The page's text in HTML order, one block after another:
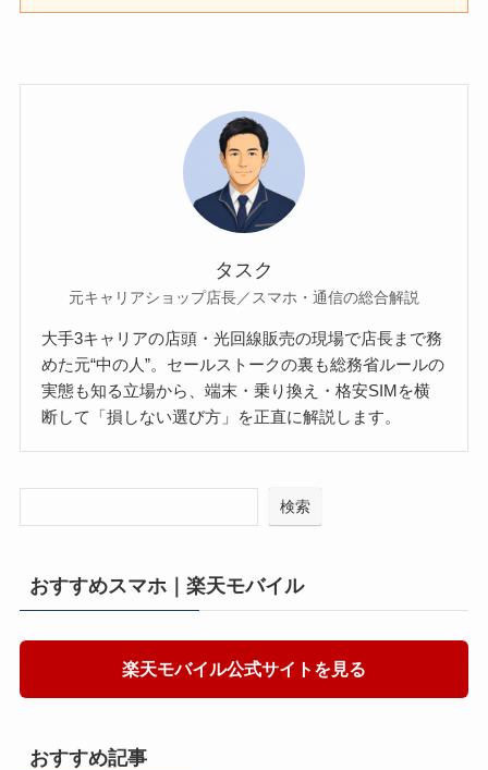
タスク
元キャリアショップ店長／スマホ・通信の総合解説
大手3キャリアの店頭・光回線販売の現場で店長まで務
めた元“中の人”。セールストークの裏も総務省ルールの
実態も知る立場から、端末・乗り換え・格安SIMを横
断して「損しない選び方」を正直に解説します。
検索
おすすめスマホ｜楽天モバイル
楽天モバイル公式サイトを見る
おすすめ記事